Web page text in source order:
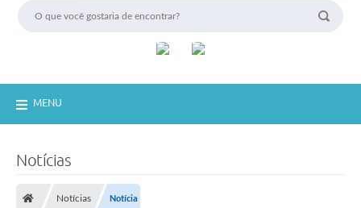
MENU
Notícias
Notícias Notícia